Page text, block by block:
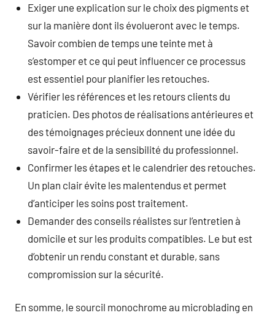
Exiger une explication sur le choix des pigments et
sur la manière dont ils évolueront avec le temps.
Savoir combien de temps une teinte met à
s’estomper et ce qui peut influencer ce processus
est essentiel pour planifier les retouches.
Vérifier les références et les retours clients du
praticien. Des photos de réalisations antérieures et
des témoignages précieux donnent une idée du
savoir-faire et de la sensibilité du professionnel.
Confirmer les étapes et le calendrier des retouches.
Un plan clair évite les malentendus et permet
d’anticiper les soins post traitement.
Demander des conseils réalistes sur l’entretien à
domicile et sur les produits compatibles. Le but est
d’obtenir un rendu constant et durable, sans
compromission sur la sécurité.
En somme, le sourcil monochrome au microblading en